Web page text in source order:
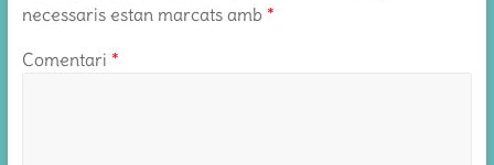
necessaris estan marcats amb *
Comentari *